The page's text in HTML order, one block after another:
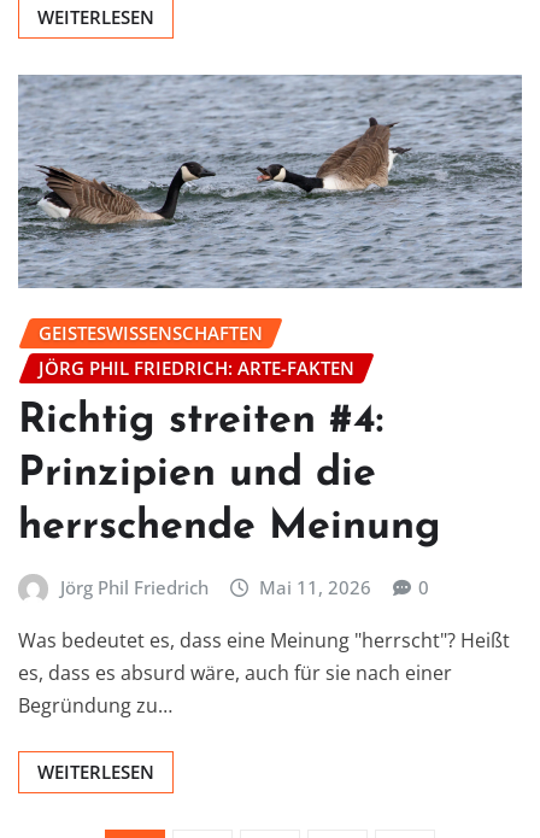
WEITERLESEN
GEISTESWISSENSCHAFTEN
JÖRG PHIL FRIEDRICH: ARTE-FAKTEN
Richtig streiten #4:
Prinzipien und die
herrschende Meinung
Jörg Phil Friedrich Mai 11, 2026 0
Was bedeutet es, dass eine Meinung "herrscht"? Heißt
es, dass es absurd wäre, auch für sie nach einer
Begründung zu…
WEITERLESEN